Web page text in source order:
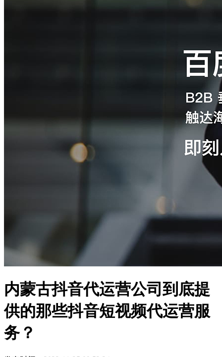
内蒙古抖音代运营公司到底提
供的那些抖音短视频代运营服
务？